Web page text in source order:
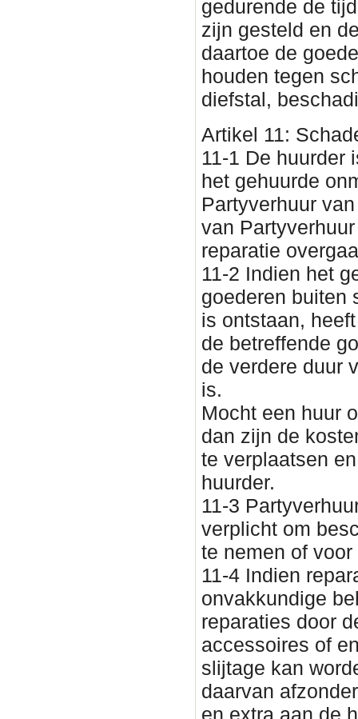
gedurende de
zijn gesteld en
daartoe de
houden tegen
diefstal,
Artikel 11:
11-1 De huurder
het gehuurde
Partyverhuur
van
reparatie
11-2 Indien het
goederen buiten
is ontstaan,
de betreffende
de verdere duur
is.
Mocht een huur
dan zijn de
te verplaatsen
huurder.
11-3
verplicht om
te nemen of
11-4 Indien
onvakkundige
reparaties door
accessoires of
slijtage kan
daarvan
en extra aan de